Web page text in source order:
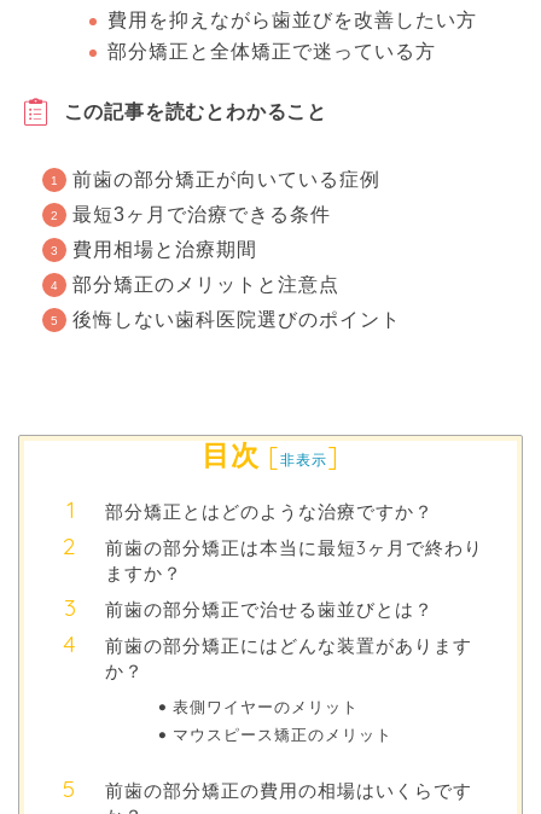
費用を抑えながら歯並びを改善したい方
部分矯正と全体矯正で迷っている方
この記事を読むとわかること
前歯の部分矯正が向いている症例
最短3ヶ月で治療できる条件
費用相場と治療期間
部分矯正のメリットと注意点
後悔しない歯科医院選びのポイント
目次 [非表示]
部分矯正とはどのような治療ですか？
前歯の部分矯正は本当に最短3ヶ月で終わり
ますか？
前歯の部分矯正で治せる歯並びとは？
前歯の部分矯正にはどんな装置があります
か？
表側ワイヤーのメリット
マウスピース矯正のメリット
前歯の部分矯正の費用の相場はいくらです